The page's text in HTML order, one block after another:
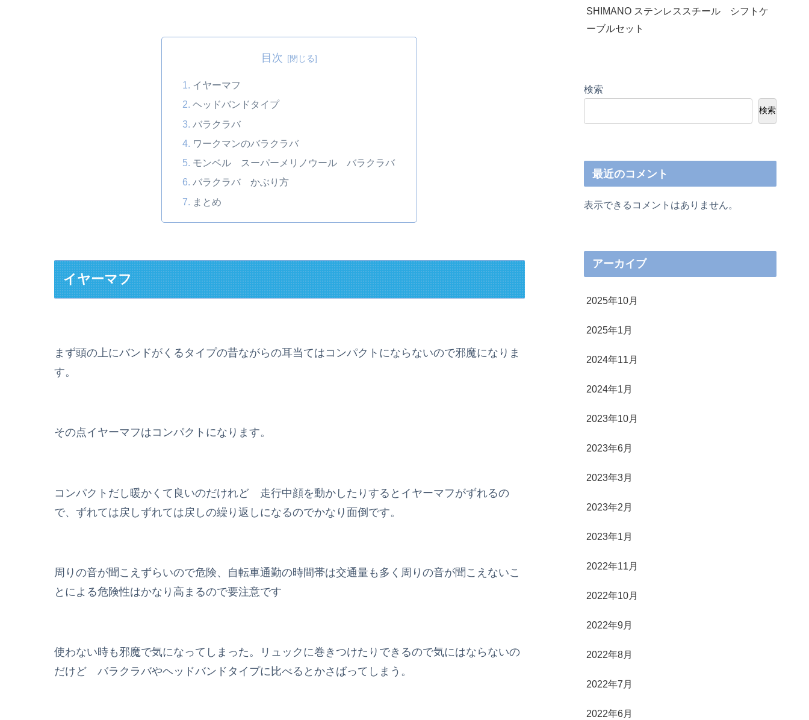
目次
イヤーマフ
ヘッドバンドタイプ
バラクラバ
ワークマンのバラクラバ
モンベル スーパーメリノウール バラクラバ
バラクラバ かぶり方
まとめ
イヤーマフ
まず頭の上にバンドがくるタイプの昔ながらの耳当てはコンパクトにならないので邪魔になりま
す。
その点イヤーマフはコンパクトになります。
コンパクトだし暖かくて良いのだけれど 走行中顔を動かしたりするとイヤーマフがずれるの
で、ずれては戻しずれては戻しの繰り返しになるのでかなり面倒です。
周りの音が聞こえずらいので危険、自転車通勤の時間帯は交通量も多く周りの音が聞こえないこ
とによる危険性はかなり高まるので要注意です
使わない時も邪魔で気になってしまった。リュックに巻きつけたりできるので気にはならないの
だけど バラクラバやヘッドバンドタイプに比べるとかさばってしまう。
SHIMANO ステンレススチール シフトケ
ーブルセット
検索
検索
最近のコメント
表示できるコメントはありません。
アーカイブ
2025年10月
2025年1月
2024年11月
2024年1月
2023年10月
2023年6月
2023年3月
2023年2月
2023年1月
2022年11月
2022年10月
2022年9月
2022年8月
2022年7月
2022年6月